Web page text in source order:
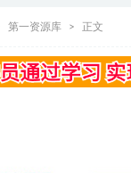
第一资源库 正文